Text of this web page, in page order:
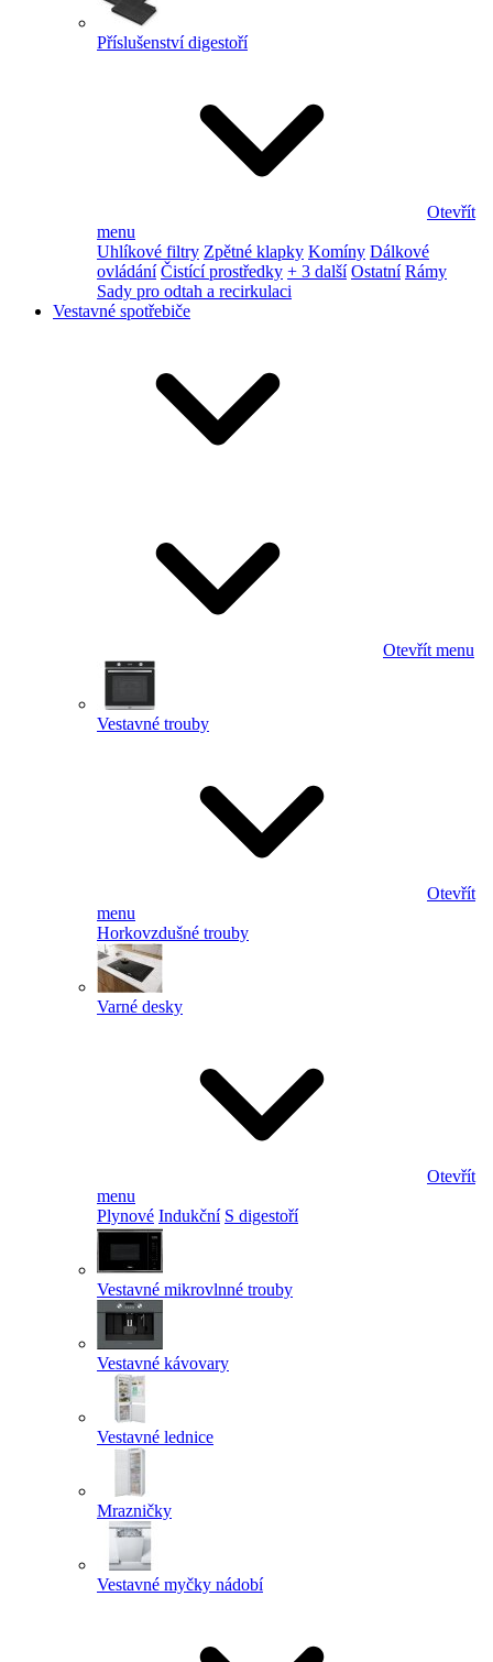
Příslušenství digestoří
Otevřít
menu
Uhlíkové filtry Zpětné klapky Komíny Dálkové
ovládání Čistící prostředky + 3 další Ostatní Rámy
Sady pro odtah a recirkulaci
Vestavné spotřebiče
Otevřít menu
Vestavné trouby
Otevřít
menu
Horkovzdušné trouby
Varné desky
Otevřít
menu
Plynové Indukční S digestoří
Vestavné mikrovlnné trouby
Vestavné kávovary
Vestavné lednice
Mrazničky
Vestavné myčky nádobí